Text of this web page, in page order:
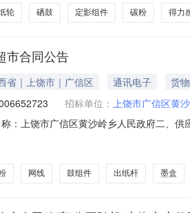
轮 硒鼓 定影组件 碳粉 得力
市合同公告
省｜上饶市｜广信区 通讯电子
货物
招标单位： 上饶市广信区黄
：上饶市广信区黄沙岭乡人民政府二、
成品网线1米家用电脑网络宽带工程跳线8
网线 鼓组件 出纸杆 墨盒